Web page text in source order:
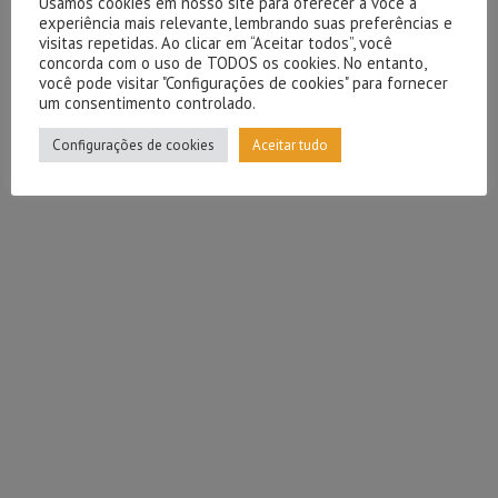
experiência mais relevante, lembrando suas preferências e
visitas repetidas. Ao clicar em “Aceitar todos”, você
concorda com o uso de TODOS os cookies. No entanto,
você pode visitar "Configurações de cookies" para fornecer
um consentimento controlado.
Configurações de cookies Aceitar tudo